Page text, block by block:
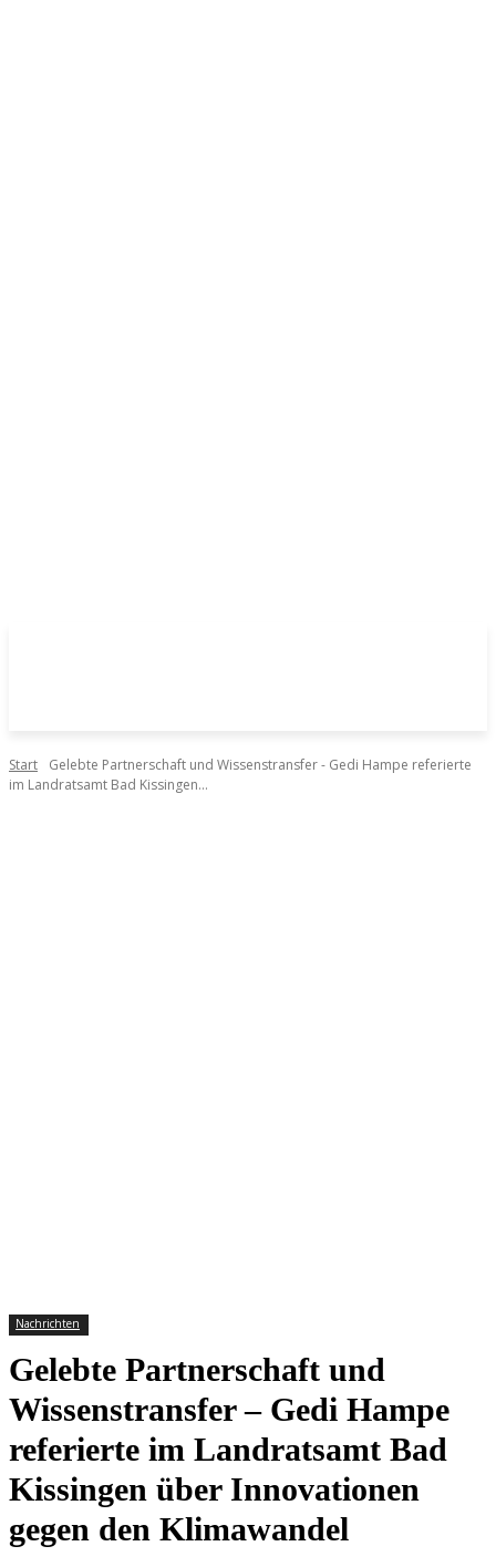
Start
Gelebte Partnerschaft und Wissenstransfer - Gedi Hampe referierte
im Landratsamt Bad Kissingen...
Nachrichten
Gelebte Partnerschaft und
Wissenstransfer – Gedi Hampe
referierte im Landratsamt Bad
Kissingen über Innovationen
gegen den Klimawandel